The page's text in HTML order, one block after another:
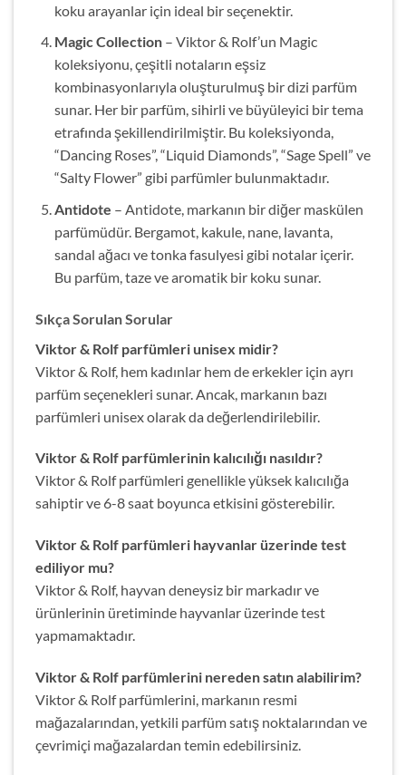
koku arayanlar için ideal bir seçenektir.
Magic Collection– Viktor & Rolf’un Magic
koleksiyonu, çeşitli notaların eşsiz
kombinasyonlarıyla oluşturulmuş bir dizi parfüm
sunar. Her bir parfüm, sihirli ve büyüleyici bir tema
etrafında şekillendirilmiştir. Bu koleksiyonda,
“Dancing Roses”, “Liquid Diamonds”, “Sage Spell” ve
“Salty Flower” gibi parfümler bulunmaktadır.
Antidote – Antidote, markanın bir diğer maskülen
parfümüdür. Bergamot, kakule, nane, lavanta,
sandal ağacı ve tonka fasulyesi gibi notalar içerir.
Bu parfüm, taze ve aromatik bir koku sunar.
Sıkça Sorulan Sorular
Viktor & Rolf parfümleri unisex midir?
Viktor & Rolf, hem kadınlar hem de erkekler için ayrı
parfüm seçenekleri sunar. Ancak, markanın bazı
parfümleri unisex olarak da değerlendirilebilir.
Viktor & Rolf parfümlerinin kalıcılığı nasıldır?
Viktor & Rolf parfümleri genellikle yüksek kalıcılığa
sahiptir ve 6-8 saat boyunca etkisini gösterebilir.
Viktor & Rolf parfümleri hayvanlar üzerinde test
ediliyor mu?
Viktor & Rolf, hayvan deneysiz bir markadır ve
ürünlerinin üretiminde hayvanlar üzerinde test
yapmamaktadır.
Viktor & Rolf parfümlerini nereden satın alabilirim?
Viktor & Rolf parfümlerini, markanın resmi
mağazalarından, yetkili parfüm satış noktalarından ve
çevrimiçi mağazalardan temin edebilirsiniz.